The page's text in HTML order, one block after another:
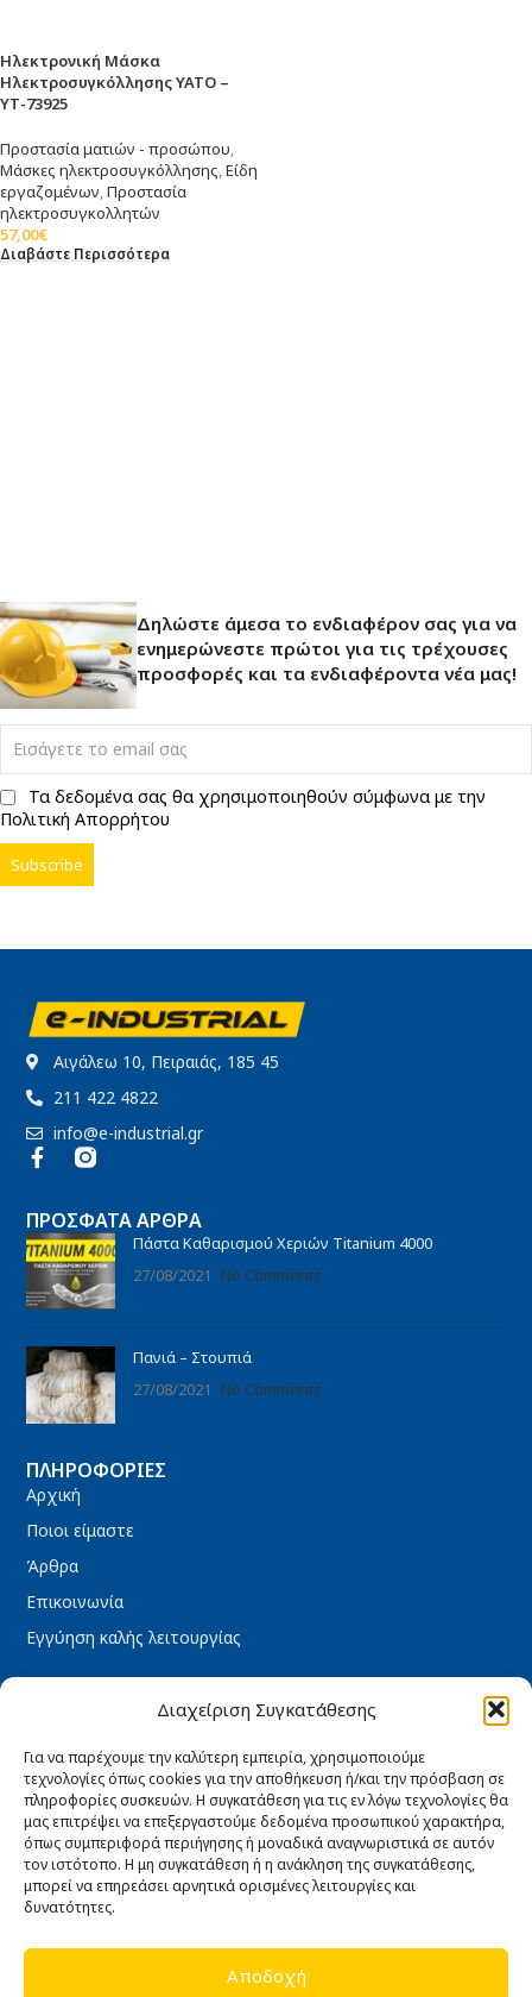
Διαχείριση Συγκατάθεσης
Για να παρέχουμε την καλύτερη εμπειρία, χρησιμοποιούμε
τεχνολογίες όπως cookies για την αποθήκευση ή/και την πρόσβαση σε
πληροφορίες συσκευών. Η συγκατάθεση για τις εν λόγω τεχνολογίες θα
μας επιτρέψει να επεξεργαστούμε δεδομένα προσωπικού χαρακτήρα,
όπως συμπεριφορά περιήγησης ή μοναδικά αναγνωριστικά σε αυτόν
τον ιστότοπο. Η μη συγκατάθεση ή η ανάκληση της συγκατάθεσης,
μπορεί να επηρεάσει αρνητικά ορισμένες λειτουργίες και
δυνατότητες.
Αποδοχή
Ηλεκτρονική Μάσκα
Ηλεκτροσυγκόλλησης YATO –
ΥΤ-73925
Προστασία ματιών - προσώπου,
Μάσκες ηλεκτροσυγκόλλησης,Είδη
εργαζομένων,Προστασία
ηλεκτροσυγκολλητών
57,00€
Διαβάστε Περισσότερα
Δηλώστε άμεσα το ενδιαφέρον σας για να
ενημερώνεστε πρώτοι για τις τρέχουσες
προσφορές και τα ενδιαφέροντα νέα μας!
Τα δεδομένα σας θα χρησιμοποιηθούν σύμφωνα με την
Πολιτική Απορρήτου
Αιγάλεω 10, Πειραιάς, 185 45
211 422 4822
info@e-industrial.gr
ΠΡΌΣΦΑΤΑ ΆΡΘΡΑ
Πάστα Καθαρισμού Χεριών Titanium 4000
27/08/2021
No Comments
Πανιά – Στουπιά
27/08/2021
No Comments
ΠΛΗΡΟΦΟΡΊΕΣ
Αρχική
Ποιοι είμαστε
Άρθρα
Επικοινωνία
Εγγύηση καλής λειτουργίας
Πολιτική Απορρήτου
Πολιτική Cookies
Τρόποι πληρωμής
Τρόποι Αποστολής
Ασφάλεια συναλλαγών